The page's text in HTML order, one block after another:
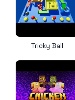
Tricky Ball